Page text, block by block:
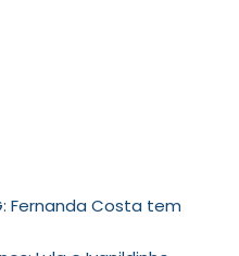
Fernanda Costa tem